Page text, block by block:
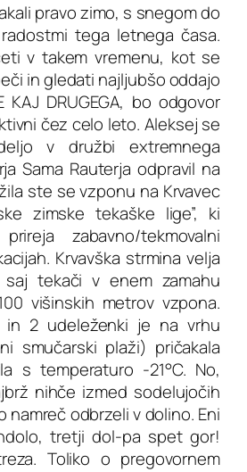
pravo zimo, s snegom do
tega letnega časa.
v takem vremenu, kot se
in gledati najljubšo oddajo
KAJ DRUGEGA, bo odgovor
čez celo leto. Aleksej se
v družbi extremnega
Sama Rauterja odpravil na
ste se vzponu na Krvavec
zimske tekaške lige”, ki
zabavno/tekmovalni
Krvavška strmina velja
tekači v enem zamahu
višinskih metrov vzpona.
in 2 udeleženki je na vrhu
smučarski plaži) pričakala
s temperaturo -21°C. No,
nihče izmed sodelujočih
namreč odbrzeli v dolino. Eni
tretji dol-pa spet gor!
Toliko o pregovornem